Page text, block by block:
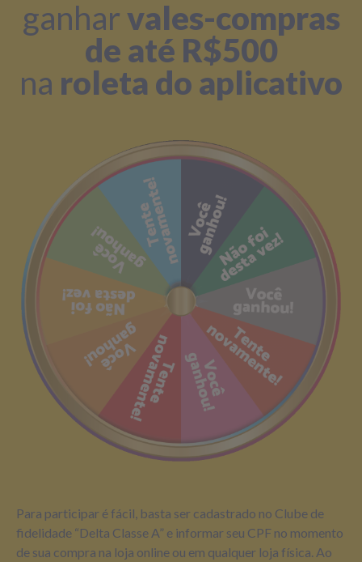
ganharvales-compras
de até R$500
na roleta do aplicativo
Para participar é fácil, basta ser cadastrado no Clube de
fidelidade “Delta Classe A” e informar seu CPF no momento
de sua compra na loja online ou em qualquer loja física. Ao